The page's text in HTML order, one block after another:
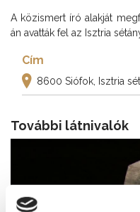
A közismert író alakját
án avatták fel az Isztria
Cím
8600 Siófok, Isztria
További látnivalók